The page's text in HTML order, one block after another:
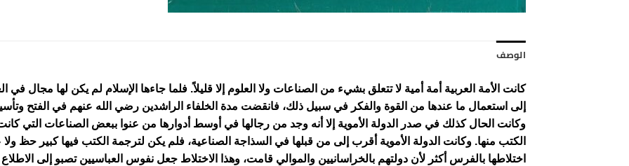
الوصف
كانت الأمة العربية أمة أمية لا تتعلق بشيء من الصناعات ولا العلوم إلا قليلاً. فلما جاءها الإسلام لم يكن لها مجال في
إلى استعمال ما عندها من القوة والفكر في سبيل ذلك، فانقضت مدة الخلفاء الراشدين رضي الله عنهم في الفتح
وكانت الحال كذلك في صدر الدولة الأموية إلا أنه وجد من رجالها في أوسط أدوارها من عنوا ببعض الصناعات التي
الكتب منها. وكانت الدولة الأموية أقرب إلى من قبلها في السذاجة الصناعية، فلم يكن لترجمة الكتب فيها كبير حظ
اختلاطها بالفرس أكثر لأن دولتهم بالخراسانيين والموالي قامت، وهذا الاختلاط جعل نفوس العباسيين تصبو إلى